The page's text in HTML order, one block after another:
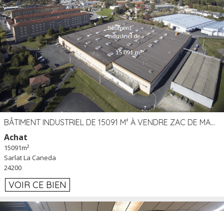
BÂTIMENT INDUSTRIEL DE 15091 M² À VENDRE ZAC DE MADRAZÈS À SARLAT (24)
Achat
15091m²
Sarlat La Caneda
24200
VOIR CE BIEN